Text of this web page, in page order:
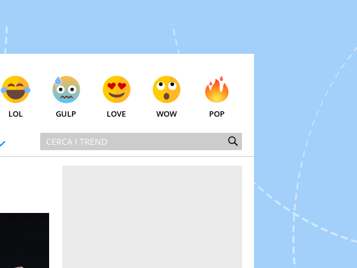
LOL GULP LOVE WOW POP